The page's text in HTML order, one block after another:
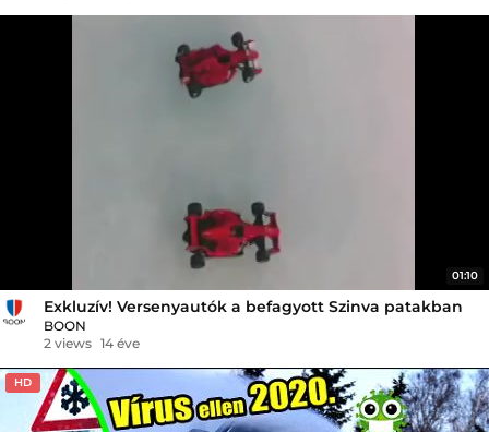
01:10
Exkluzív! Versenyautók a befagyott Szinva patakban
BOON
2 views 14 éve
HD